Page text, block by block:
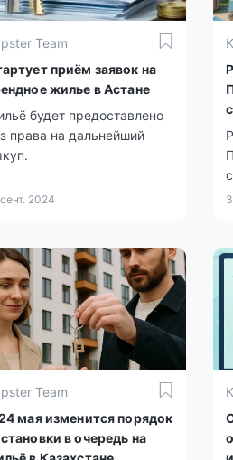
Team
приём заявок на
жилье в Астане
будет предоставлено
права на дальнейший
2024
Team
мая изменится порядок
в очередь на